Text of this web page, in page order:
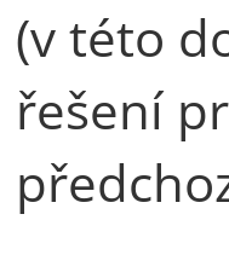
(v této
řešení